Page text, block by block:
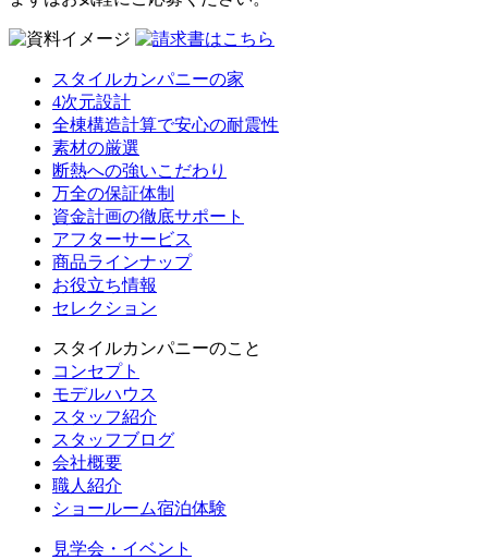
スタイルカンパニーの家
4次元設計
全棟構造計算で安心の耐震性
素材の厳選
断熱への強いこだわり
万全の保証体制
資金計画の徹底サポート
アフターサービス
商品ラインナップ
お役立ち情報
セレクション
スタイルカンパニーのこと
コンセプト
モデルハウス
スタッフ紹介
スタッフブログ
会社概要
職人紹介
ショールーム宿泊体験
見学会・イベント